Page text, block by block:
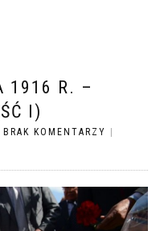
1916 R. –
I)
BRAK KOMENTARZY